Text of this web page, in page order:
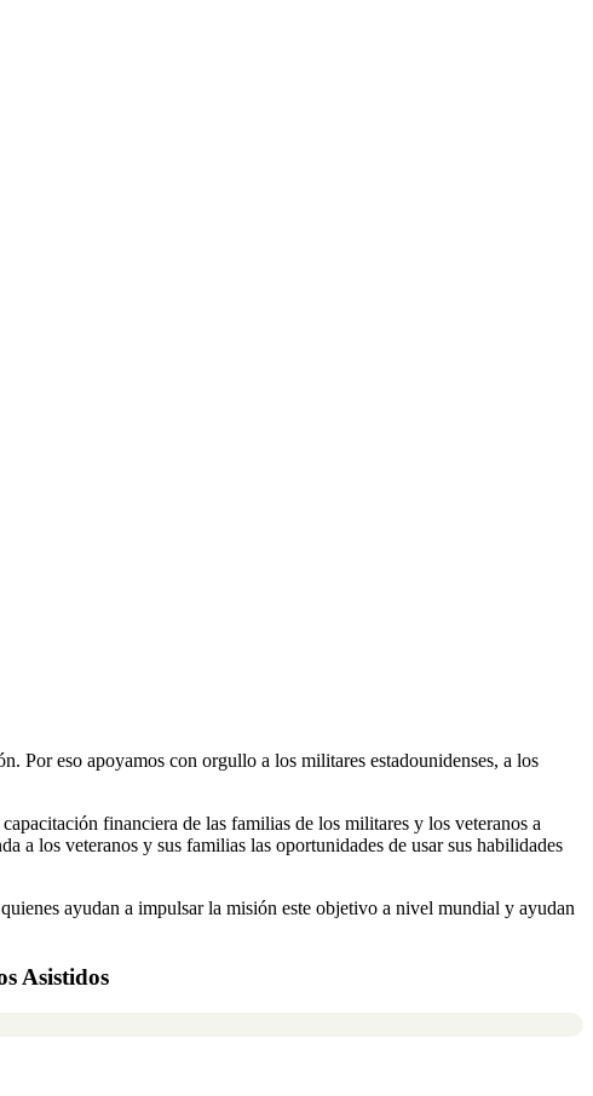
Por eso apoyamos con orgullo a los militares estadounidenses, a los
financiera de las familias de los militares y los veteranos a
a los veteranos y sus familias las oportunidades de usar sus habilidades
ayudan a impulsar la misión este objetivo a nivel mundial y ayudan
Asistidos